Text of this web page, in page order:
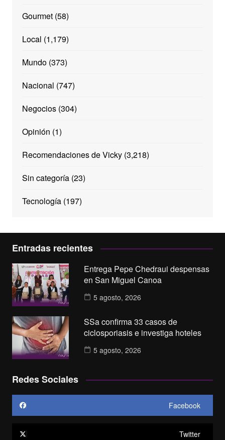
Gourmet(58)
Local (1,179)
Mundo(373)
Nacional (747)
Negocios(304)
Opinión (1)
Recomendaciones de Vicky(3,218)
Sin categoría(23)
Tecnología(197)
Entradas recientes
Entrega Pepe Chedraui despensas
en San Miguel Canoa
5 agosto, 2026
SSa confirma 33 casos de
ciclosporiasis e investiga hoteles
5 agosto, 2026
Redes Sociales
Facebook
Twitter